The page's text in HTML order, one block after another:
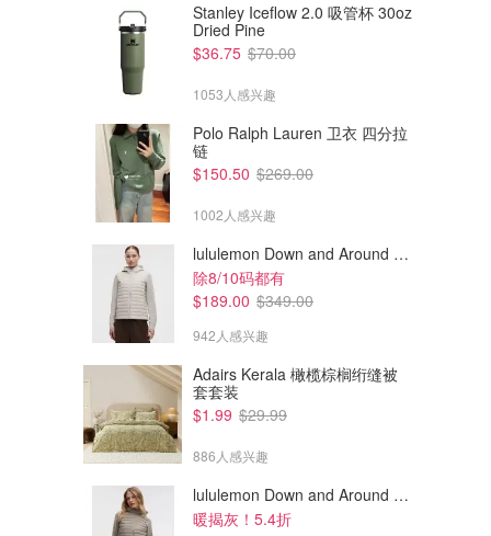
$1896.00 $2656.00
Marni Marni Museo 小号单肩
$465.00
Stanley Iceflow 2.0 吸管杯 30oz
Dried Pine
$36.75 $70.00
1053人感兴趣
Polo Ralph Lauren 卫衣 四分拉
链
$150.50 $269.00
1002人感兴趣
lululemon Down and Around 羽绒夹克
除8/10码都有
$189.00 $349.00
942人感兴趣
Adairs Kerala 橄榄棕榈绗缝被
套套装
$1.99 $29.99
886人感兴趣
lululemon Down and Around 羽绒夹克
暖揭灰！5.4折